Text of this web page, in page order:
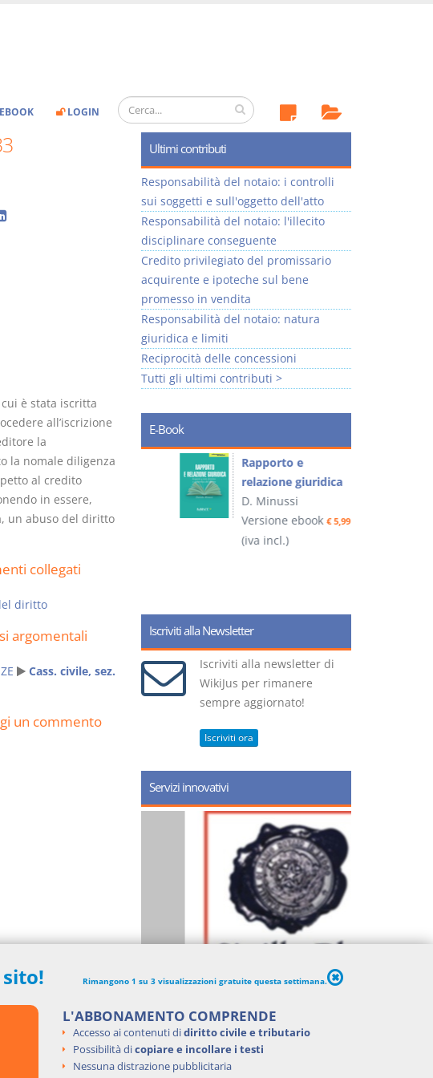
EBOOK LOGIN
è stata iscritta
all’iscrizione
la
la nomale diligenza
al credito
in essere,
un abuso del diritto
collegati
diritto
argomentali
Cass. civile, sez.
un commento
Ultimi contributi
Responsabilità del notaio: i controlli
sui soggetti e sull'oggetto dell'atto
Responsabilità del notaio: l'illecito
disciplinare conseguente
Credito privilegiato del promissario
acquirente e ipoteche sul bene
promesso in vendita
Responsabilità del notaio: natura
giuridica e limiti
Reciprocità delle concessioni
Tutti gli ultimi contributi >
E-Book
Prescrizione e
decadenza
D. Minussi
Versione ebook€ 4,19
Rapporto e
relazione giuridica
D. Minussi
Versione ebook€ 5,99
(iva incl.)
Iscriviti alla Newsletter
Iscriviti alla newsletter di
WikiJus per rimanere
sempre aggiornato!
Iscriviti ora
Servizi innovativi
Rimangono 1 su 3 visualizzazioni gratuite questa settimana.
L'ABBONAMENTO COMPRENDE
Accesso ai contenuti didiritto civile e tributario
Possibilità dicopiare e incollare i testi
Nessuna distrazione pubblicitaria